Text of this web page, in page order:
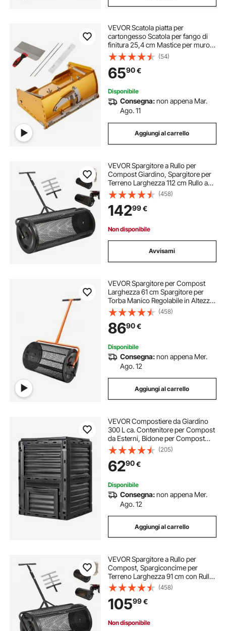
VEVOR Scatola piatta per
cartongesso Scatola per fango di
finitura 25,4 cm Mastice per muro
composto 2 lame bonus
(54)
6590€
Disponibile
Consegna:non appena Mar.
Ago. 11
Aggiungi al carrello
VEVOR Spargitore a Rullo per
Compost Giardino, Spargitore per
Terreno Larghezza 112 cm Rullo a
Rete per Distribuzione di Muschio
da Prato Maniglia a Spinta Altezza
Regolabile, Spandiconcime per
Prato
(458)
14299€
Non disponibile
Avvisami
VEVOR Spargitore per Compost
Larghezza 61 cm Spargitore per
Torba Manico Regolabile in Altezza
62,5 - 67,5 cm con Cestino in Rete
di Acciaio Chiusure Laterali per
Sargere Letame Suolo Prato
Giardino
(458)
8690€
Disponibile
Consegna:non appena Mer.
Ago. 12
Aggiungi al carrello
VEVOR Compostiere da Giardino
300 L ca. Contenitore per Compost
da Esterni, Bidone per Compost
Materiale Senza BPA Compostiere
per la Raccolta delle Foglie
Compostaggio Creazione di
Terreno Fertile
(205)
6290€
Disponibile
Consegna:non appena Mer.
Ago. 12
Aggiungi al carrello
VEVOR Spargitore a Rullo per
Compost, Spargiconcime per
Terreno Larghezza 91 cm con Rullo
a Rete per Distribuzione di Muschio
da Prato Maniglia a Spinta Altezza
Regolabile, Spandiconcime per
Prato
(458)
10599€
Non disponibile